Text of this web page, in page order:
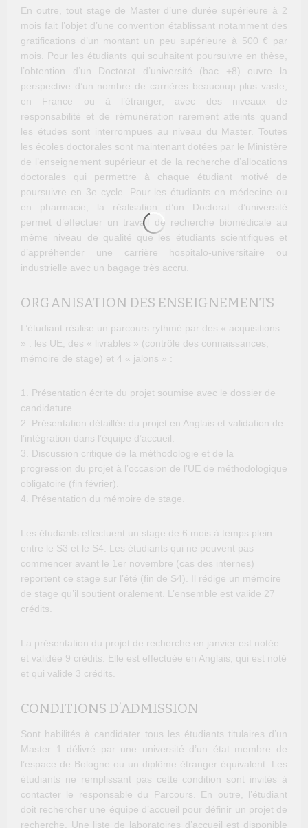
En outre, tout stage de Master d’une durée supérieure à 2
mois fait l’objet d’une convention établissant notamment des
gratifications d’un montant un peu supérieure à 500 € par
mois. Pour les étudiants qui souhaitent poursuivre en thèse,
l’obtention d’un Doctorat d’université (bac +8) ouvre la
perspective d’un nombre de carrières beaucoup plus vaste,
en France ou à l’étranger, avec des niveaux de
responsabilité et de rémunération rarement atteints quand
les études sont interrompues au niveau du Master. Toutes
les écoles doctorales sont maintenant dotées par le Ministère
de l’enseignement supérieur et de la recherche d’allocations
doctorales qui permettre à chaque étudiant motivé de
poursuivre en 3e cycle. Pour les étudiants en médecine ou
en pharmacie, la réalisation d’un Doctorat d’université
permet d’effectuer un travail de recherche biomédicale au
même niveau de qualité que les étudiants scientifiques et
d’appréhender une carrière hospitalo-universitaire ou
industrielle avec un bagage très accru.
ORGANISATION DES ENSEIGNEMENTS
L’étudiant réalise un parcours rythmé par des « acquisitions
» : les UE, des « livrables » (contrôle des connaissances,
mémoire de stage) et 4 « jalons » :
Présentation écrite du projet soumise avec le dossier de
candidature.
Présentation détaillée du projet en Anglais et validation de
l’intégration dans l’équipe d’accueil.
Discussion critique de la méthodologie et de la
progression du projet à l’occasion de l’UE de méthodologique
obligatoire (fin février).
Présentation du mémoire de stage.
Les étudiants effectuent un stage de 6 mois à temps plein
entre le S3 et le S4. Les étudiants qui ne peuvent pas
commencer avant le 1er novembre (cas des internes)
reportent ce stage sur l’été (fin de S4). Il rédige un mémoire
de stage qu’il soutient oralement. L’ensemble est valide 27
crédits.
La présentation du projet de recherche en janvier est notée
et validée 9 crédits. Elle est effectuée en Anglais, qui est noté
et qui valide 3 crédits.
CONDITIONS D’ADMISSION
Sont habilités à candidater tous les étudiants titulaires d’un
Master 1 délivré par une université d’un état membre de
l’espace de Bologne ou un diplôme étranger équivalent. Les
étudiants ne remplissant pas cette condition sont invités à
contacter le responsable du Parcours. En outre, l’étudiant
doit rechercher une équipe d’accueil pour définir un projet de
recherche. Une liste de laboratoires d’accueil est disponible